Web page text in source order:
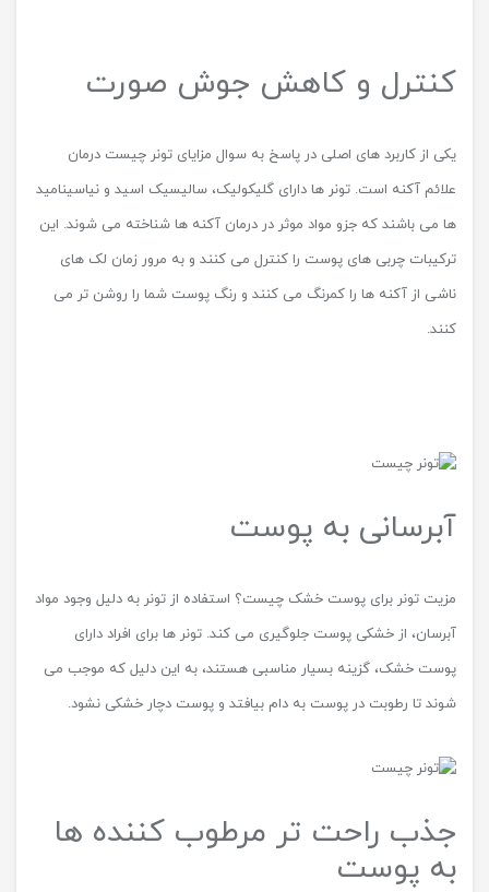
کنترل و کاهش جوش صورت
یکی از کاربرد های اصلی در پاسخ به سوال مزایای تونر چیست درمان
علائم آکنه است. تونر ها دارای گلیکولیک، سالیسیک اسید و نیاسینامید
ها می باشند که جزو مواد موثر در درمان آکنه ها شناخته می شوند. این
ترکیبات چربی های پوست را کنترل می کنند و به مرور زمان لک های
ناشی از آکنه ها را کمرنگ می کنند و رنگ پوست شما را روشن تر می
کنند.
آبرسانی به پوست
مزیت تونر برای پوست خشک چیست؟ استفاده از تونر به دلیل وجود مواد
آبرسان، از خشکی پوست جلوگیری می کند. تونر ها برای افراد دارای
پوست خشک، گزینه بسیار مناسبی هستند، به این دلیل که موجب می
شوند تا رطوبت در پوست به دام بیافتد و پوست دچار خشکی نشود.
جذب راحت تر مرطوب کننده ها
به پوست